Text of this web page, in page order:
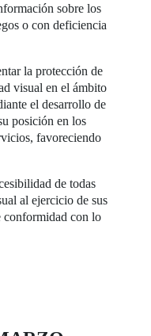
sobre los
o con deficiencia
la protección de
visual en el ámbito
el desarrollo de
posición en los
favoreciendo
de todas
al ejercicio de sus
conformidad con lo